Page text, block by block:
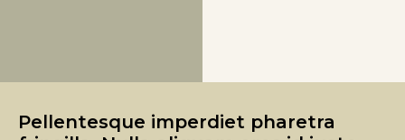
Pellentesque imperdiet pharetra